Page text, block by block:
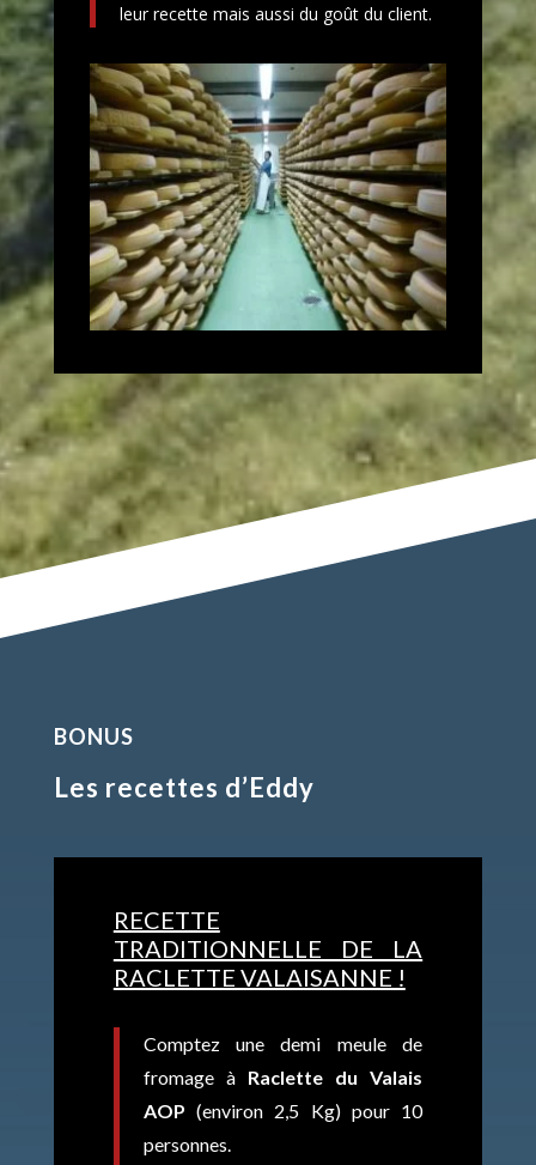
leur recette mais aussi du goût du client.
BONUS
Les recettes d’Eddy
RECETTE
TRADITIONNELLE DE LA
RACLETTE VALAISANNE !
Comptez une demi meule de
fromage à Raclette du Valais
AOP (environ 2,5 Kg) pour 10
personnes.